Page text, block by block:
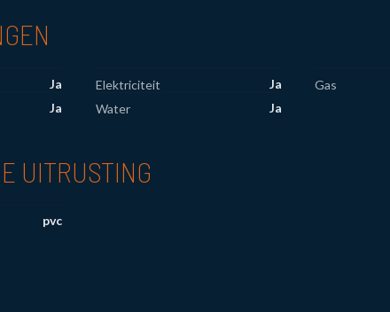
Ja Elektriciteit Ja Gas
Ja Water Ja
UITRUSTING
pvc